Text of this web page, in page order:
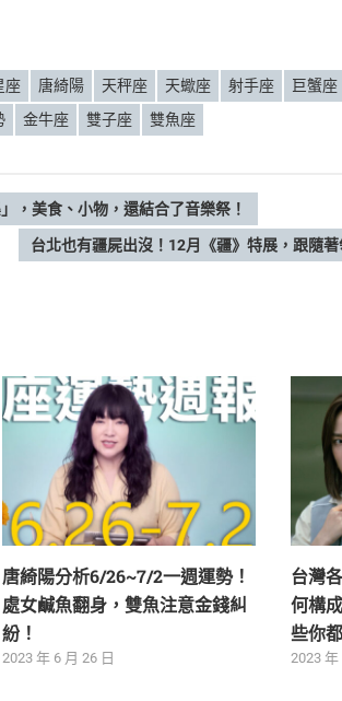
座 唐綺陽 天秤座 天蠍座 射手座 巨蟹座
金牛座 雙子座 雙魚座
，美食、小物，還結合了音樂祭！
NEXT
台北也有疆屍出沒！12月《疆》特展，跟隨
唐綺陽分析6/26~7/2一週運勢！
處女鹹魚翻身，雙魚注意金錢糾
紛！
2023 年 6 月 26 日
台灣
何構
些你
2023 年